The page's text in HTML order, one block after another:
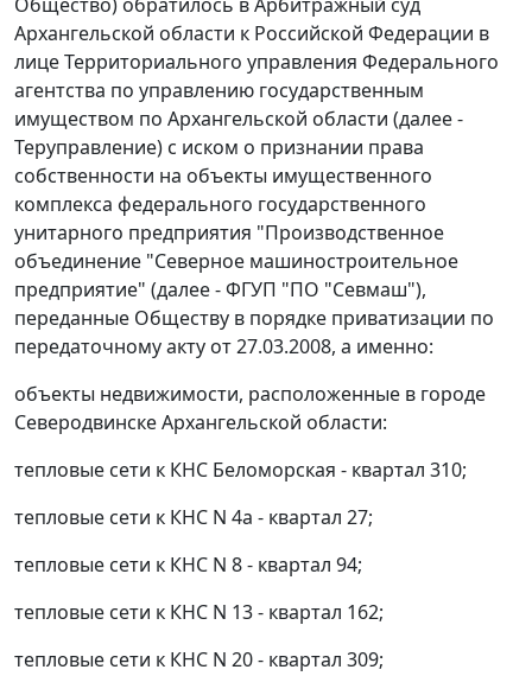
Общество) обратилось в Арбитражный суд
Архангельской области к Российской Федерации в
лице Территориального управления Федерального
агентства по управлению государственным
имуществом по Архангельской области (далее -
Теруправление) с иском о признании права
собственности на объекты имущественного
комплекса федерального государственного
унитарного предприятия "Производственное
объединение "Северное машиностроительное
предприятие" (далее - ФГУП "ПО "Севмаш"),
переданные Обществу в порядке приватизации по
передаточному акту от 27.03.2008, а именно:
объекты недвижимости, расположенные в городе
Северодвинске Архангельской области:
тепловые сети к КНС Беломорская - квартал 310;
тепловые сети к КНС N 4а - квартал 27;
тепловые сети к КНС N 8 - квартал 94;
тепловые сети к КНС N 13 - квартал 162;
тепловые сети к КНС N 20 - квартал 309;